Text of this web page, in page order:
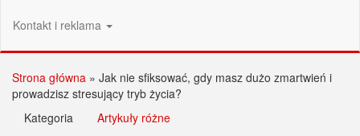
Kontakt i reklama
Strona główna » Jak nie sfiksować, gdy masz dużo zmartwień i
prowadzisz stresujący tryb życia?
Kategoria
Artykuły różne